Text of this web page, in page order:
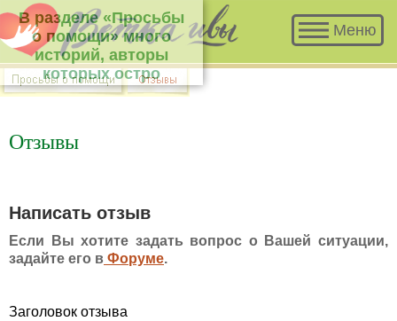
В разделе «Просьбы о помощи» много
историй, авторы которых остро нуждаются
в Вашем участии и совете.
Меню
Отзывы
Написать отзыв
Если Вы хотите задать вопрос о Вашей ситуации,
задайте его в Форуме.
Заголовок отзыва